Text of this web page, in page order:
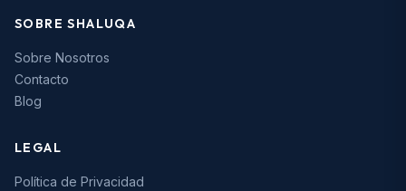
SOBRE SHALUQA
Sobre Nosotros
Contacto
Blog
LEGAL
Política de Privacidad